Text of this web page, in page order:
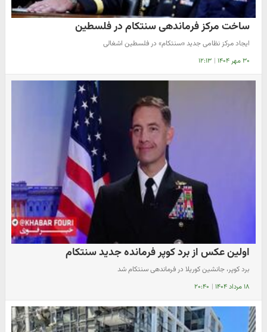
ساخت مرکز فرماندهی سنتکام در فلسطین
ایجاد مرکز نظامی جدید «سنتکام» در فلسطین اشغالی
۳۰ مهر ۱۴۰۴ | ۱۲:۱۳
اولین عکس از برد کوپر فرمانده جدید سنتکام
برد کوپر، جانشین کوریلا در فرماندهی سنتکام شد
۱۸ مرداد ۱۴۰۴ | ۲۰:۴۰